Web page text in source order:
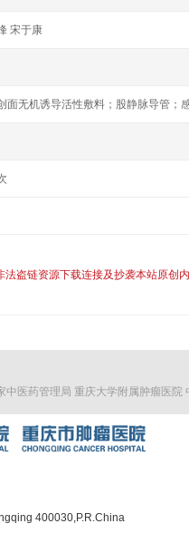
宋于康
面无机诱导活性敷料；股静脉导管；
盗链资源下载连接及抄袭本站原创
中医药管理局 重庆大学附属肿瘤医院
400030,P.R.China